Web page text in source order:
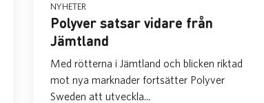
NYHETER
Polyver satsar vidare från
Jämtland
Med rötterna i Jämtland och blicken riktad
mot nya marknader fortsätter Polyver
Sweden att utveckla...